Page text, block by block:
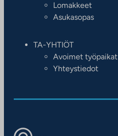
Lomakkeet
Asukasopas
TA-YHTIÖT
Avoimet työpaikat
Yhteystiedot